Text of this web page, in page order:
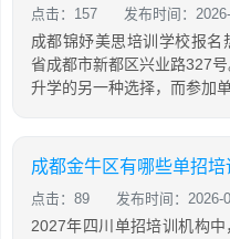
点击：157 发布时间：
成都锦妤美思培训学校报名
省成都市新都区兴业路327
升学的另一种选择，而参加
点击：89 发布时间：2026-
2027年四川单招培训机构